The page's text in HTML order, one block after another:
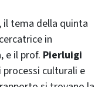
tema della quinta
in
e il prof. Pierluigi
culturali e